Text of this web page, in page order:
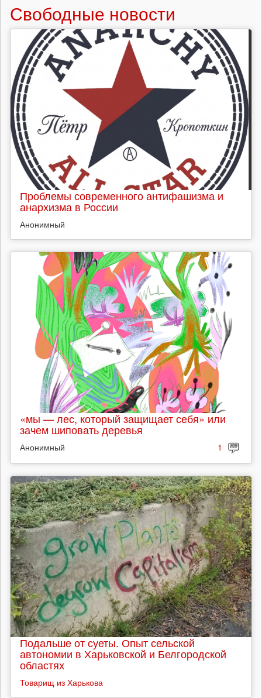
Свободные новости
Проблемы современного антифашизма и
анархизма в России
Анонимный
«мы — лес, который защищает себя» или
зачем шиповать деревья
Анонимный 1
Подальше от суеты. Опыт сельской
автономии в Харьковской и Белгородской
областях
Товарищ из Харькова